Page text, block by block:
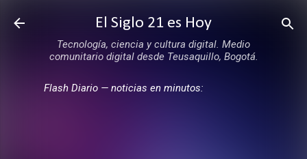
Ir al contenido principal
El Siglo 21 es Hoy
Tecnología, ciencia y cultura digital. Medio
comunitario digital desde Teusaquillo, Bogotá.
Flash Diario — noticias en minutos: